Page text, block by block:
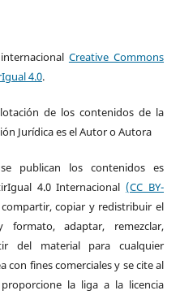
Creative Commons
4.0.
de los contenidos de la
Jurídica es el Autor o Autora
publican los contenidos es
4.0 Internacional(CC BY-
copiar y redistribuir el
adaptar, remezclar,
del material para cualquier
con fines comerciales y se cite al
la liga a la licencia